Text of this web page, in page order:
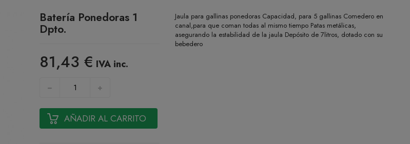
Batería Ponedoras 1
Dpto.
81,43 € IVA inc.
AÑADIR AL CARRITO
Jaula para gallinas ponedoras Capacidad, para 5 gallinas Comedero en
canal,para que coman todas al mismo tiempo Patas metálicas,
asegurando la estabilidad de la jaula Depósito de 7litros, dotado con su
bebedero